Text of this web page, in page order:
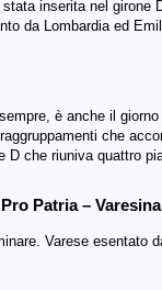
inserita nel girone
da Lombardia ed
è anche il
che
D che riuniva quattro
Patria –
Varese esentato